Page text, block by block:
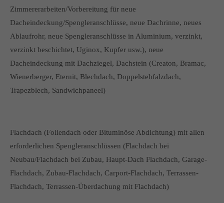
Zimmererarbeiten/Vorbereitung für neue
Dacheindeckung/Spengleranschlüsse, neue Dachrinne, neues
Ablaufrohr, neue Spengleranschlüsse in Aluminium, verzinkt,
verzinkt beschichtet, Uginox, Kupfer usw.), neue
Dacheindeckung mit Dachziegel, Dachstein (Creaton, Bramac,
Wienerberger, Eternit, Blechdach, Doppelstehfalzdach,
Trapezblech, Sandwichpaneel)
Flachdach (Foliendach oder Bituminöse Abdichtung) mit allen
erforderlichen Spengleranschlüssen (Flachdach bei
Neubau/Flachdach bei Zubau, Haupt-Dach Flachdach, Garage-
Flachdach, Zubau-Flachdach, Carport-Flachdach, Terrassen-
Flachdach, Terrassen-Überdachung mit Flachdach)